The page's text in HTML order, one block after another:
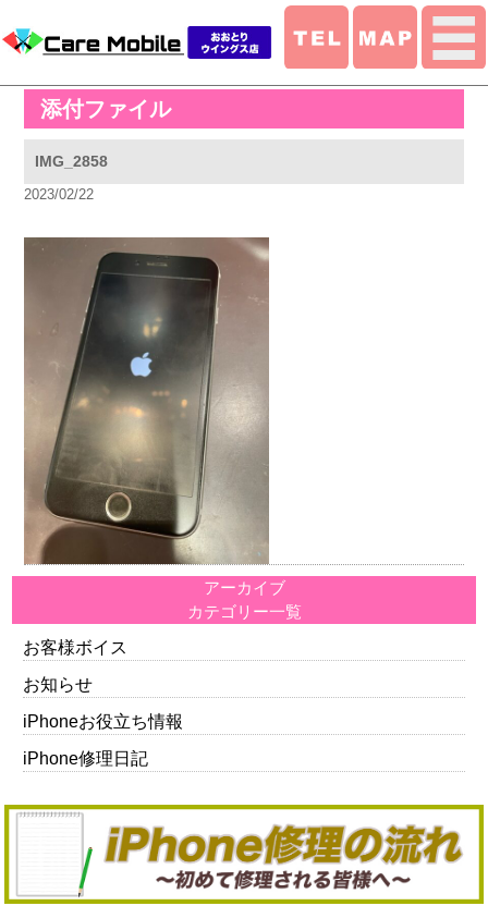
添付ファイル
IMG_2858
2023/02/22
アーカイブ
カテゴリー一覧
お客様ボイス
お知らせ
iPhoneお役立ち情報
iPhone修理日記